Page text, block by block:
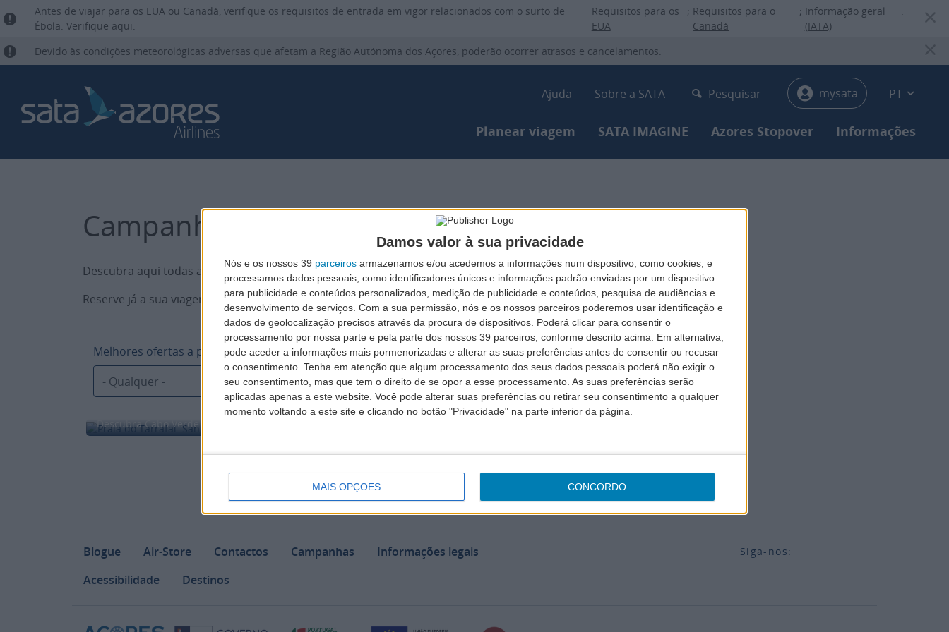
Damos valor à sua privacidade
Nós e os nossos 39 parceiros armazenamos e/ou acedemos a informações num dispositivo, como cookies, e
processamos dados pessoais, como identificadores únicos e informações padrão enviadas por um dispositivo
para publicidade e conteúdos personalizados, medição de publicidade e conteúdos, pesquisa de audiências e
desenvolvimento de serviços. Com a sua permissão, nós e os nossos parceiros poderemos usar identificação e
dados de geolocalização precisos através da procura de dispositivos. Poderá clicar para consentir o
processamento por nossa parte e pela parte dos nossos 39 parceiros, conforme descrito acima. Em alternativa,
pode aceder a informações mais pormenorizadas e alterar as suas preferências antes de consentir ou recusar
o consentimento. Tenha em atenção que algum processamento dos seus dados pessoais poderá não exigir o
seu consentimento, mas que tem o direito de se opor a esse processamento. As suas preferências serão
aplicadas apenas a este website. Você pode alterar suas preferências ou retirar seu consentimento a qualquer
momento voltando a este site e clicando no botão "Privacidade" na parte inferior da página.
MAIS OPÇÕES CONCORDO
Passar
conteúdo
Antes de viajar para os EUA ou Canadá, verifique os requisitos de entrada em vigor relacionados com o surto de
Ébola. Verifique aqui:
Requisitos para os
EUA
; Requisitos para o
Canadá
; Informação geral
(IATA)
.
Devido às condições meteorológicas adversas que afetam a Região Autónoma dos Açores, poderão ocorrer atrasos e cancelamentos.
Secondary-menu
Ajuda Sobre a SATA Pesquisar mysata PT
Primary-menu
Planear viagem SATA IMAGINE Azores Stopover Informações
Campanhas
Descubra aqui todas as promoções dos nossos destinos.
Reserve já a sua viagem e prepare-se para viver experiências fantásticas!
Melhores ofertas a partir de:
Descubra Cabo Verde desde 699$ ida e volta
Footer
Blogue Air-Store Contactos Campanhas
Informações legais
Acessibilidade
Destinos
Siga-nos: